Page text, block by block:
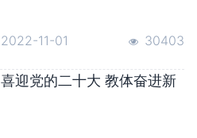
幕会
2022-11-01 30403
喜迎党的二十大 教体奋进新